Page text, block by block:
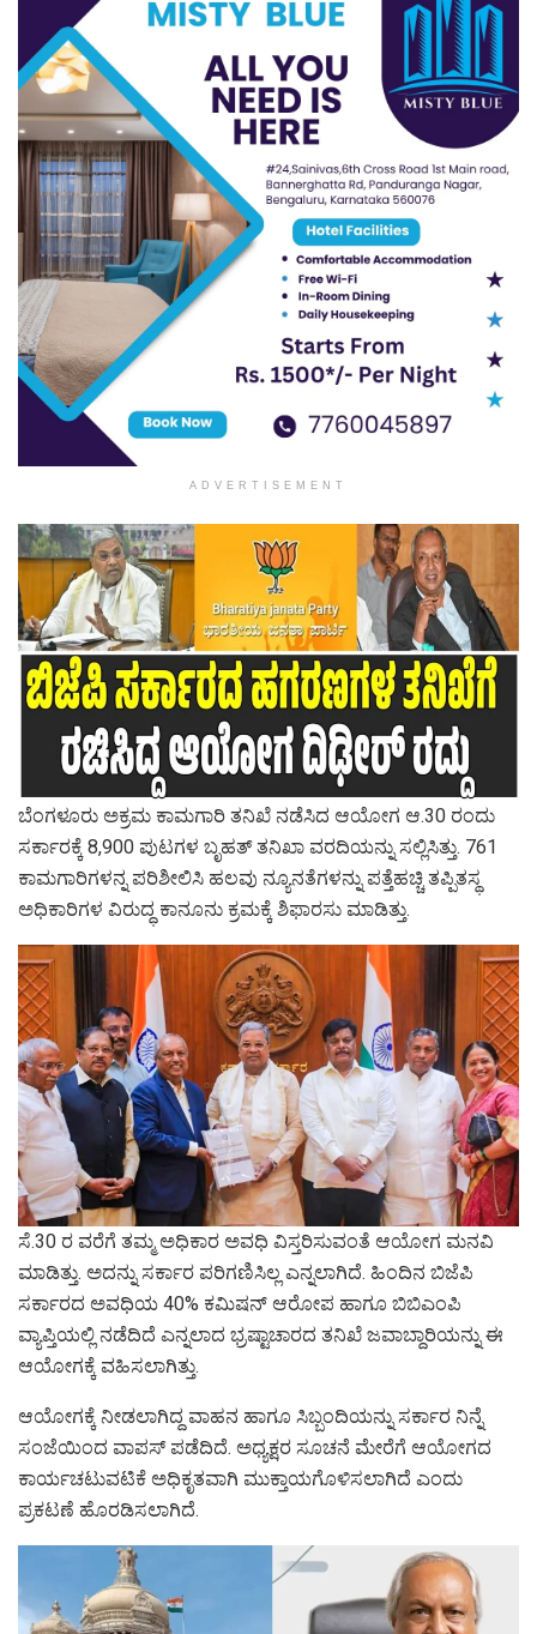
ADVERTISEMENT
ಬೆಂಗಳೂರು ಅಕ್ರಮ ಕಾಮಗಾರಿ ತನಿಖೆ ನಡೆಸಿದ ಆಯೋಗ ಆ.30 ರಂದು
ಸರ್ಕಾರಕ್ಕೆ 8,900 ಪುಟಗಳ ಬೃಹತ್ ತನಿಖಾ ವರದಿಯನ್ನು ಸಲ್ಲಿಸಿತ್ತು. 761
ಕಾಮಗಾರಿಗಳನ್ನ ಪರಿಶೀಲಿಸಿ ಹಲವು ನ್ಯೂನತೆಗಳನ್ನು ಪತ್ತೆಹಚ್ಚಿ ತಪ್ಪಿತಸ್ಥ
ಅಧಿಕಾರಿಗಳ ವಿರುದ್ಧ ಕಾನೂನು ಕ್ರಮಕ್ಕೆ ಶಿಫಾರಸು ಮಾಡಿತ್ತು.
ಸೆ.30 ರ ವರೆಗೆ ತಮ್ಮ ಅಧಿಕಾರ ಅವಧಿ ವಿಸ್ತರಿಸುವಂತೆ ಆಯೋಗ ಮನವಿ
ಮಾಡಿತ್ತು. ಅದನ್ನು ಸರ್ಕಾರ ಪರಿಗಣಿಸಿಲ್ಲ ಎನ್ನಲಾಗಿದೆ. ಹಿಂದಿನ ಬಿಜೆಪಿ
ಸರ್ಕಾರದ ಅವಧಿಯ 40% ಕಮಿಷನ್ ಆರೋಪ ಹಾಗೂ ಬಿಬಿಎಂಪಿ
ವ್ಯಾಪ್ತಿಯಲ್ಲಿ ನಡೆದಿದೆ ಎನ್ನಲಾದ ಭ್ರಷ್ಟಾಚಾರದ ತನಿಖೆ‌ ಜವಾಬ್ದಾರಿಯನ್ನು ಈ
ಆಯೋಗಕ್ಕೆ‌ ವಹಿಸಲಾಗಿತ್ತು.
ಆಯೋಗಕ್ಕೆ‌ ನೀಡಲಾಗಿದ್ದ ವಾಹನ ಹಾಗೂ ಸಿಬ್ಬಂದಿಯನ್ನು ಸರ್ಕಾರ‌ ನಿನ್ನೆ
ಸಂಜೆಯಿಂದ ವಾಪಸ್ ಪಡೆದಿದೆ. ಅಧ್ಯಕ್ಷರ ಸೂಚನೆ ಮೇರೆಗೆ ಆಯೋಗದ
ಕಾರ್ಯಚಟುವಟಿಕೆ ಅಧಿಕೃತವಾಗಿ ಮುಕ್ತಾಯಗೊಳಿಸಲಾಗಿದೆ ಎಂದು
ಪ್ರಕಟಣೆ ಹೊರಡಿಸಲಾಗಿದೆ.